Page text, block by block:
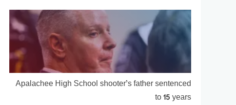
Apalachee High School shooter’s father sentenced
to 15 years